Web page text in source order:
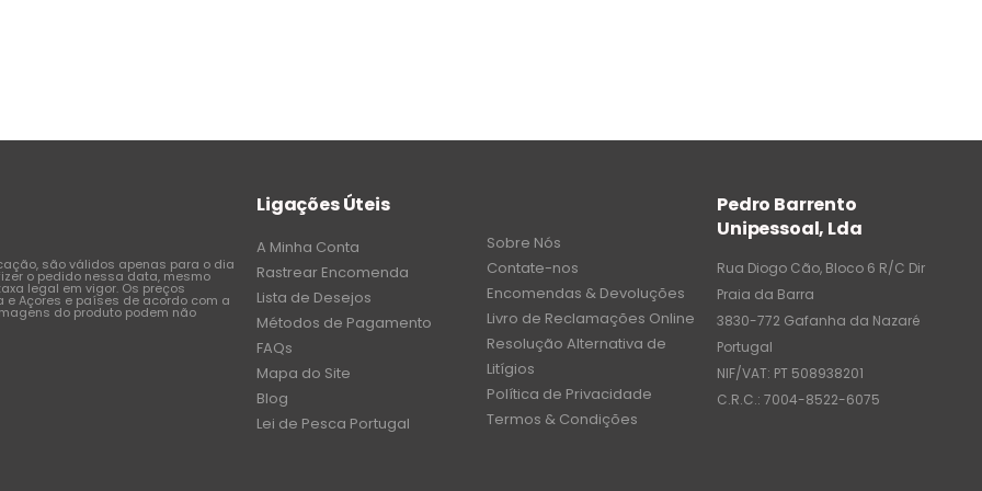
são válidos apenas para o dia
o pedido nessa data, mesmo
legal em vigor. Os preços
Açores e países de acordo com a
do produto podem não
Ligações Úteis
A Minha Conta
Rastrear Encomenda
Lista de Desejos
Métodos de Pagamento
FAQs
Mapa do Site
Blog
Lei de Pesca Portugal
Sobre Nós
Contate-nos
Encomendas & Devoluções
Livro de Reclamações Online
Resolução Alternativa de
Litígios
Política de Privacidade
Termos & Condições
Pedro Barrento
Unipessoal, Lda
Rua Diogo Cão, Bloco 6 R/C Dir
Praia da Barra
3830-772 Gafanha da Nazaré
Portugal
NIF/VAT: PT 508938201
C.R.C.: 7004-8522-6075